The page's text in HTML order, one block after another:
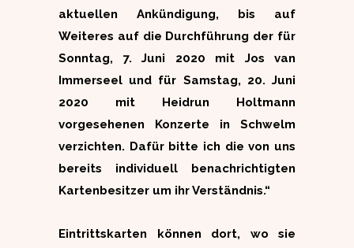
aktuellen Ankündigung, bis auf
Weiteres auf die Durchführung der für
Sonntag, 7. Juni 2020 mit Jos van
Immerseel und für Samstag, 20. Juni
2020 mit Heidrun Holtmann
vorgesehenen Konzerte in Schwelm
verzichten. Dafür bitte ich die von uns
bereits individuell benachrichtigten
Kartenbesitzer um ihr Verständnis.“
Eintrittskarten können dort, wo sie